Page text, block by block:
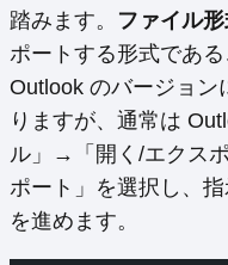
踏みます。 ファイル
ポートする形式である
Outlook のバージョン
りますが、通常は
ル」→「開く/エクス
ポート」を選択し、
を進めます。